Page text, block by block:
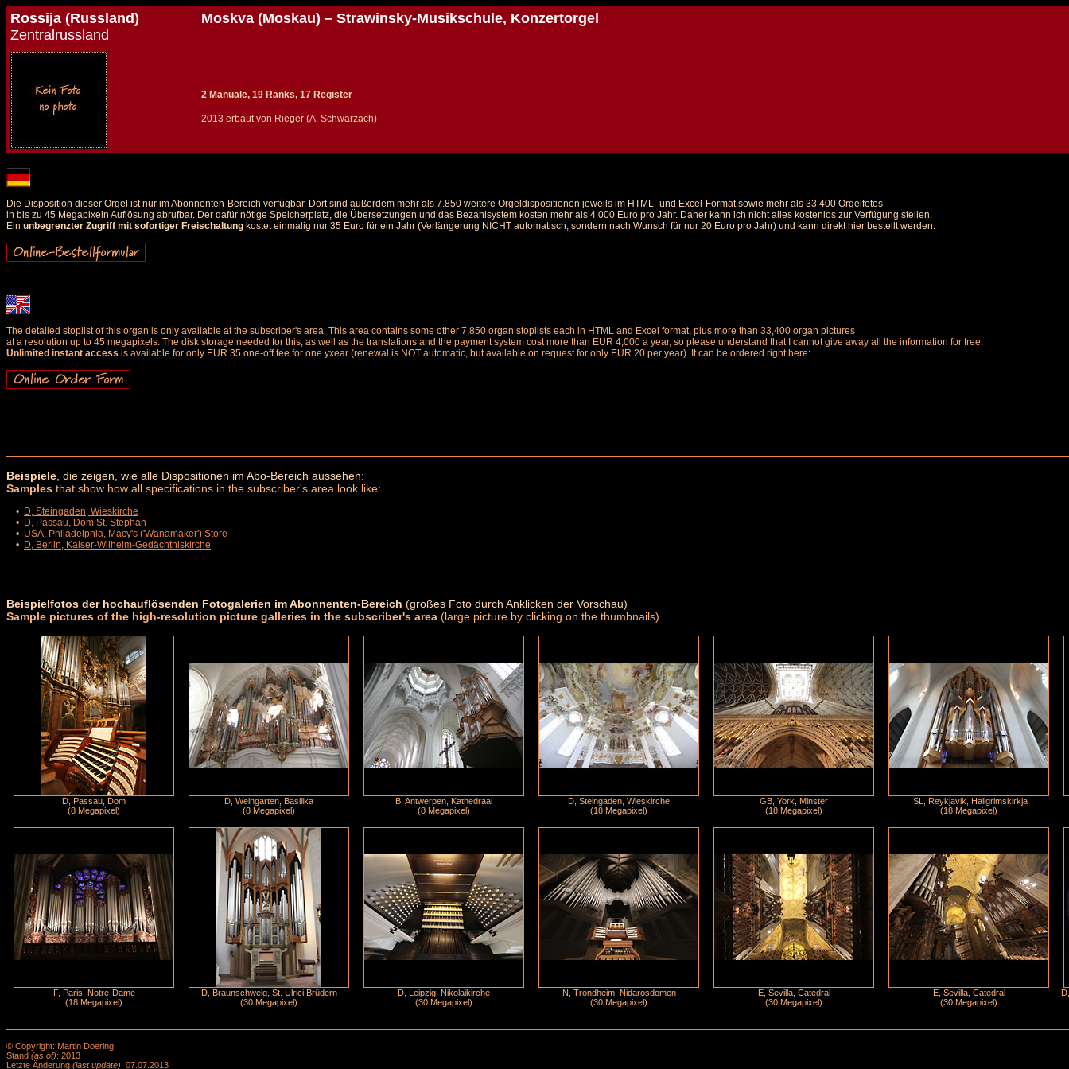
Rossija (Russland)
Zentralrussland
Moskva (Moskau) – Strawinsky-Musikschule, Konzertorgel
2 Manuale, 19 Ranks, 17 Register
2013 erbaut von Rieger (A, Schwarzach)
Die Disposition dieser Orgel ist nur im Abonnenten-Bereich verfügbar. Dort sind außerdem mehr als 7.850 weitere Orgeldispositionen jeweils im HTML- und Excel-Format sowie mehr als 33.400 Orgelfotos
in bis zu 45 Megapixeln Auflösung abrufbar. Der dafür nötige Speicherplatz, die Übersetzungen und das Bezahlsystem kosten mehr als 4.000 Euro pro Jahr. Daher kann ich nicht alles kostenlos zur Verfügung stellen.
Ein unbegrenzter Zugriff mit sofortiger Freischaltung kostet einmalig nur 35 Euro für ein Jahr (Verlängerung NICHT automatisch, sondern nach Wunsch für nur 20 Euro pro Jahr) und kann direkt hier bestellt werden:
The detailed stoplist of this organ is only available at the subscriber's area. This area contains some other 7,850 organ stoplists each in HTML and Excel format, plus more than 33,400 organ pictures
at a resolution up to 45 megapixels. The disk storage needed for this, as well as the translations and the payment system cost more than EUR 4,000 a year, so please understand that I cannot give away all the information for free.
Unlimited instant access is available for only EUR 35 one-off fee for one yxear (renewal is NOT automatic, but available on request for only EUR 20 per year). It can be ordered right here:
Beispiele , die zeigen, wie alle Dispositionen im Abo-Bereich aussehen:
Samples that show how all specifications in the subscriber's area look like:
• D, Steingaden, Wieskirche
• D, Passau, Dom St. Stephan
• USA, Philadelphia, Macy's ('Wanamaker') Store
• D, Berlin, Kaiser-Wilhelm-Gedächtniskirche
Beispielfotos der hochauflösenden Fotogalerien im Abonnenten-Bereich (großes Foto durch Anklicken der Vorschau)
Sample pictures of the high-resolution picture galleries in the subscriber's area (large picture by clicking on the thumbnails)
D, Passau, Dom
(8 Megapixel)
D, Weingarten, Basilika
(8 Megapixel)
B, Antwerpen, Kathedraal
(8 Megapixel)
D, Steingaden, Wieskirche
(18 Megapixel)
GB, York, Minster
(18 Megapixel)
ISL, Reykjavik, Hallgrimskirkja
(18 Megapixel)
F, Paris, Notre-Dame
(18 Megapixel)
D, Braunschweig, St. Ulrici Brüdern
(30 Megapixel)
D, Leipzig, Nikolaikirche
(30 Megapixel)
N, Trondheim, Nidarosdomen
(30 Megapixel)
E, Sevilla, Catedral
(30 Megapixel)
E, Sevilla, Catedral
(30 Megapixel)
© Copyright: Martin Doering
Stand (as of): 2013
Letzte Änderung (last update): 07.07.2013